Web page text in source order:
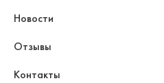
Новости
Отзывы
Контакты